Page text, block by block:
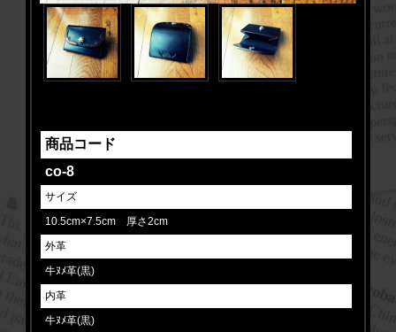
商品コード
co-8
サイズ
10.5cm×7.5cm 厚さ2cm
外革
牛ﾇﾒ革(黒)
内革
牛ﾇﾒ革(黒)